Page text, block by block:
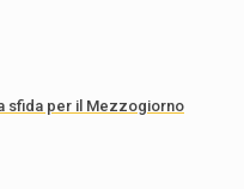
sfida per il Mezzogiorno